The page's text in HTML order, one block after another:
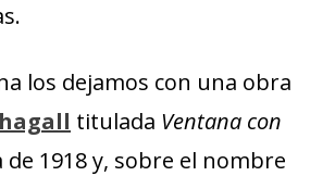
los dejamos con una obra
titulada Ventana con
de 1918 y, sobre el nombre